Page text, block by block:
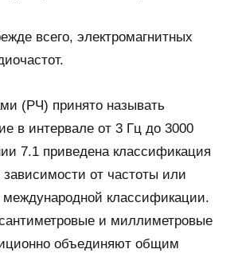
всего, электромагнитных
(РЧ) принято называть
в интервале от 3 Гц до 3000
7.1 приведена классификация
от частоты или
классификации.
и миллиметровые
объединяют общим